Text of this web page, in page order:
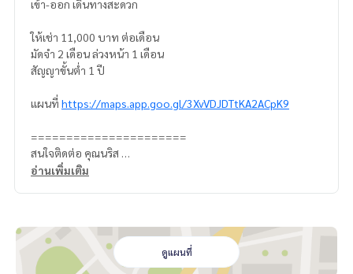
เข้า-ออก เดินทางสะดวก
ให้เช่า 11,000 บาท ต่อเดือน
มัดจำ 2 เดือน ล่วงหน้า 1 เดือน
สัญญาขั้นต่ำ 1 ปี
แผนที่ https://maps.app.goo.gl/3XvVDJDTtKA2ACpK9
======================
สนใจติดต่อ คุณนริส
0992478822
=========================
ESID-00715
อ่านเพิ่มเติม
ดูแผนที่